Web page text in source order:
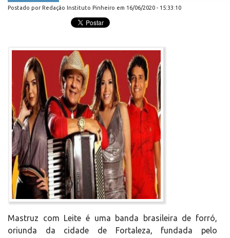
Postado por Redação Instituto Pinheiro em 16/06/2020 - 15:33:10
Mastruz com Leite é uma banda brasileira de forró,
oriunda da cidade de Fortaleza, fundada pelo